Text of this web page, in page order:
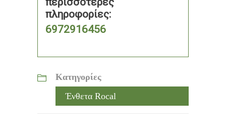
πληροφορίες:
6972916456
Κατηγορίες
Ένθετα Rocal